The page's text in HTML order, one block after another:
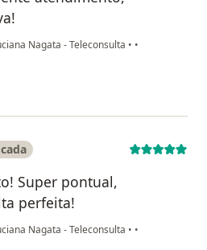
Nagata - Teleconsulta • •
Super pontual,
perfeita!
Nagata - Teleconsulta • •